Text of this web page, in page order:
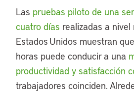
Las pruebas piloto de una
cuatro días realizadas a nivel
Estados Unidos muestran
horas puede conducir a una
productividad y satisfacción
trabajadores coinciden.